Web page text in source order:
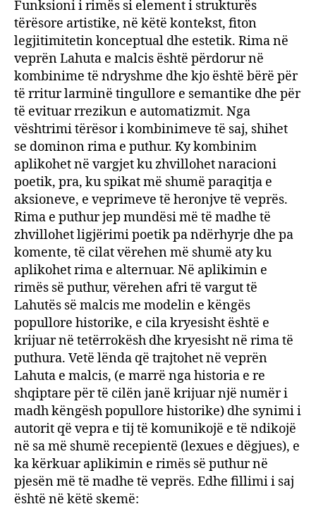
Funksioni i rimës si element i strukturës
tërësore artistike, në këtë kontekst, fiton
legjitimitetin konceptual dhe estetik. Rima në
veprën Lahuta e malcis është përdorur në
kombinime të ndryshme dhe kjo është bërë për
të rritur larminë tingullore e semantike dhe për
të evituar rrezikun e automatizmit. Nga
vështrimi tërësor i kombinimeve të saj, shihet
se dominon rima e puthur. Ky kombinim
aplikohet në vargjet ku zhvillohet naracioni
poetik, pra, ku spikat më shumë paraqitja e
aksioneve, e veprimeve të heronjve të veprës.
Rima e puthur jep mundësi më të madhe të
zhvillohet ligjërimi poetik pa ndërhyrje dhe pa
komente, të cilat vërehen më shumë aty ku
aplikohet rima e alternuar. Në aplikimin e
rimës së puthur, vërehen afri të vargut të
Lahutës së malcis me modelin e këngës
popullore historike, e cila kryesisht është e
krijuar në tetërrokësh dhe kryesisht në rima të
puthura. Vetë lënda që trajtohet në veprën
Lahuta e malcis, (e marrë nga historia e re
shqiptare për të cilën janë krijuar një numër i
madh këngësh popullore historike) dhe synimi i
autorit që vepra e tij të komunikojë e të ndikojë
në sa më shumë recepientë (lexues e dëgjues), e
ka kërkuar aplikimin e rimës së puthur në
pjesën më të madhe të veprës. Edhe fillimi i saj
është në këtë skemë: